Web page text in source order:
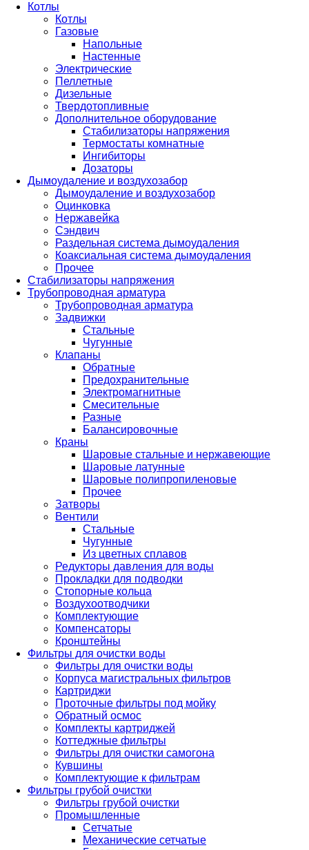
Котлы
Котлы
Газовые
Напольные
Настенные
Электрические
Пеллетные
Дизельные
Твердотопливные
Дополнительное оборудование
Стабилизаторы напряжения
Термостаты комнатные
Ингибиторы
Дозаторы
Дымоудаление и воздухозабор
Дымоудаление и воздухозабор
Оцинковка
Нержавейка
Сэндвич
Раздельная система дымоудаления
Коаксиальная система дымоудаления
Прочее
Стабилизаторы напряжения
Трубопроводная арматура
Трубопроводная арматура
Задвижки
Стальные
Чугунные
Клапаны
Обратные
Предохранительные
Электромагнитные
Смесительные
Разные
Балансировочные
Краны
Шаровые стальные и нержавеющие
Шаровые латунные
Шаровые полипропиленовые
Прочее
Затворы
Вентили
Стальные
Чугунные
Из цветных сплавов
Редукторы давления для воды
Прокладки для подводки
Стопорные кольца
Воздухоотводчики
Комплектующие
Компенсаторы
Кронштейны
Фильтры для очистки воды
Фильтры для очистки воды
Корпуса магистральных фильтров
Картриджи
Проточные фильтры под мойку
Обратный осмос
Комплекты картриджей
Коттеджные фильтры
Фильтры для очистки самогона
Кувшины
Комплектующие к фильтрам
Фильтры грубой очистки
Фильтры грубой очистки
Промышленные
Сетчатые
Механические сетчатые